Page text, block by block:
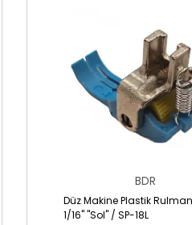
BDR
Düz Makine Plastik
1/16" "Sol" / SP-18L